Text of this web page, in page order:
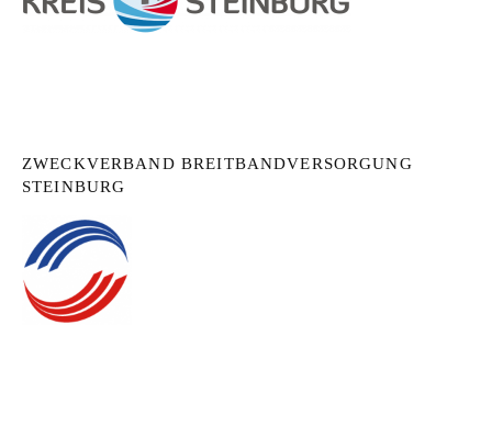
ZWECKVERBAND BREITBANDVERSORGUNG
STEINBURG